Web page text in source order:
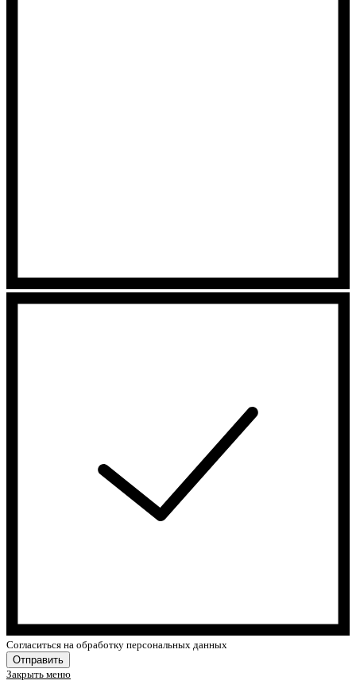
Cогласиться на обработку персональных данных
Отправить
Закрыть меню